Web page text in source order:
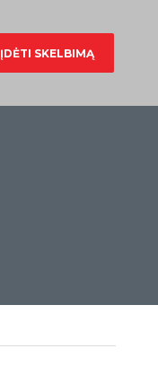
ĮDĖTI SKELBIMĄ